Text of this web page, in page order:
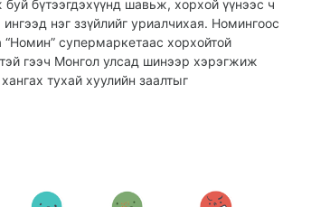
бүтээгдэхүүнд шавьж, хорхой үүнээс ч
нэг ззүйлийг уриалчихая. Номингоос
супермаркетаас хорхойтой
гээч Монгол улсад шинээр хэрэгжиж
тухай хуулийн заалтыг